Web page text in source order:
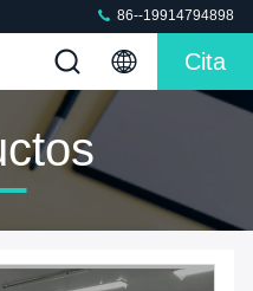
86--19914794898
Cita